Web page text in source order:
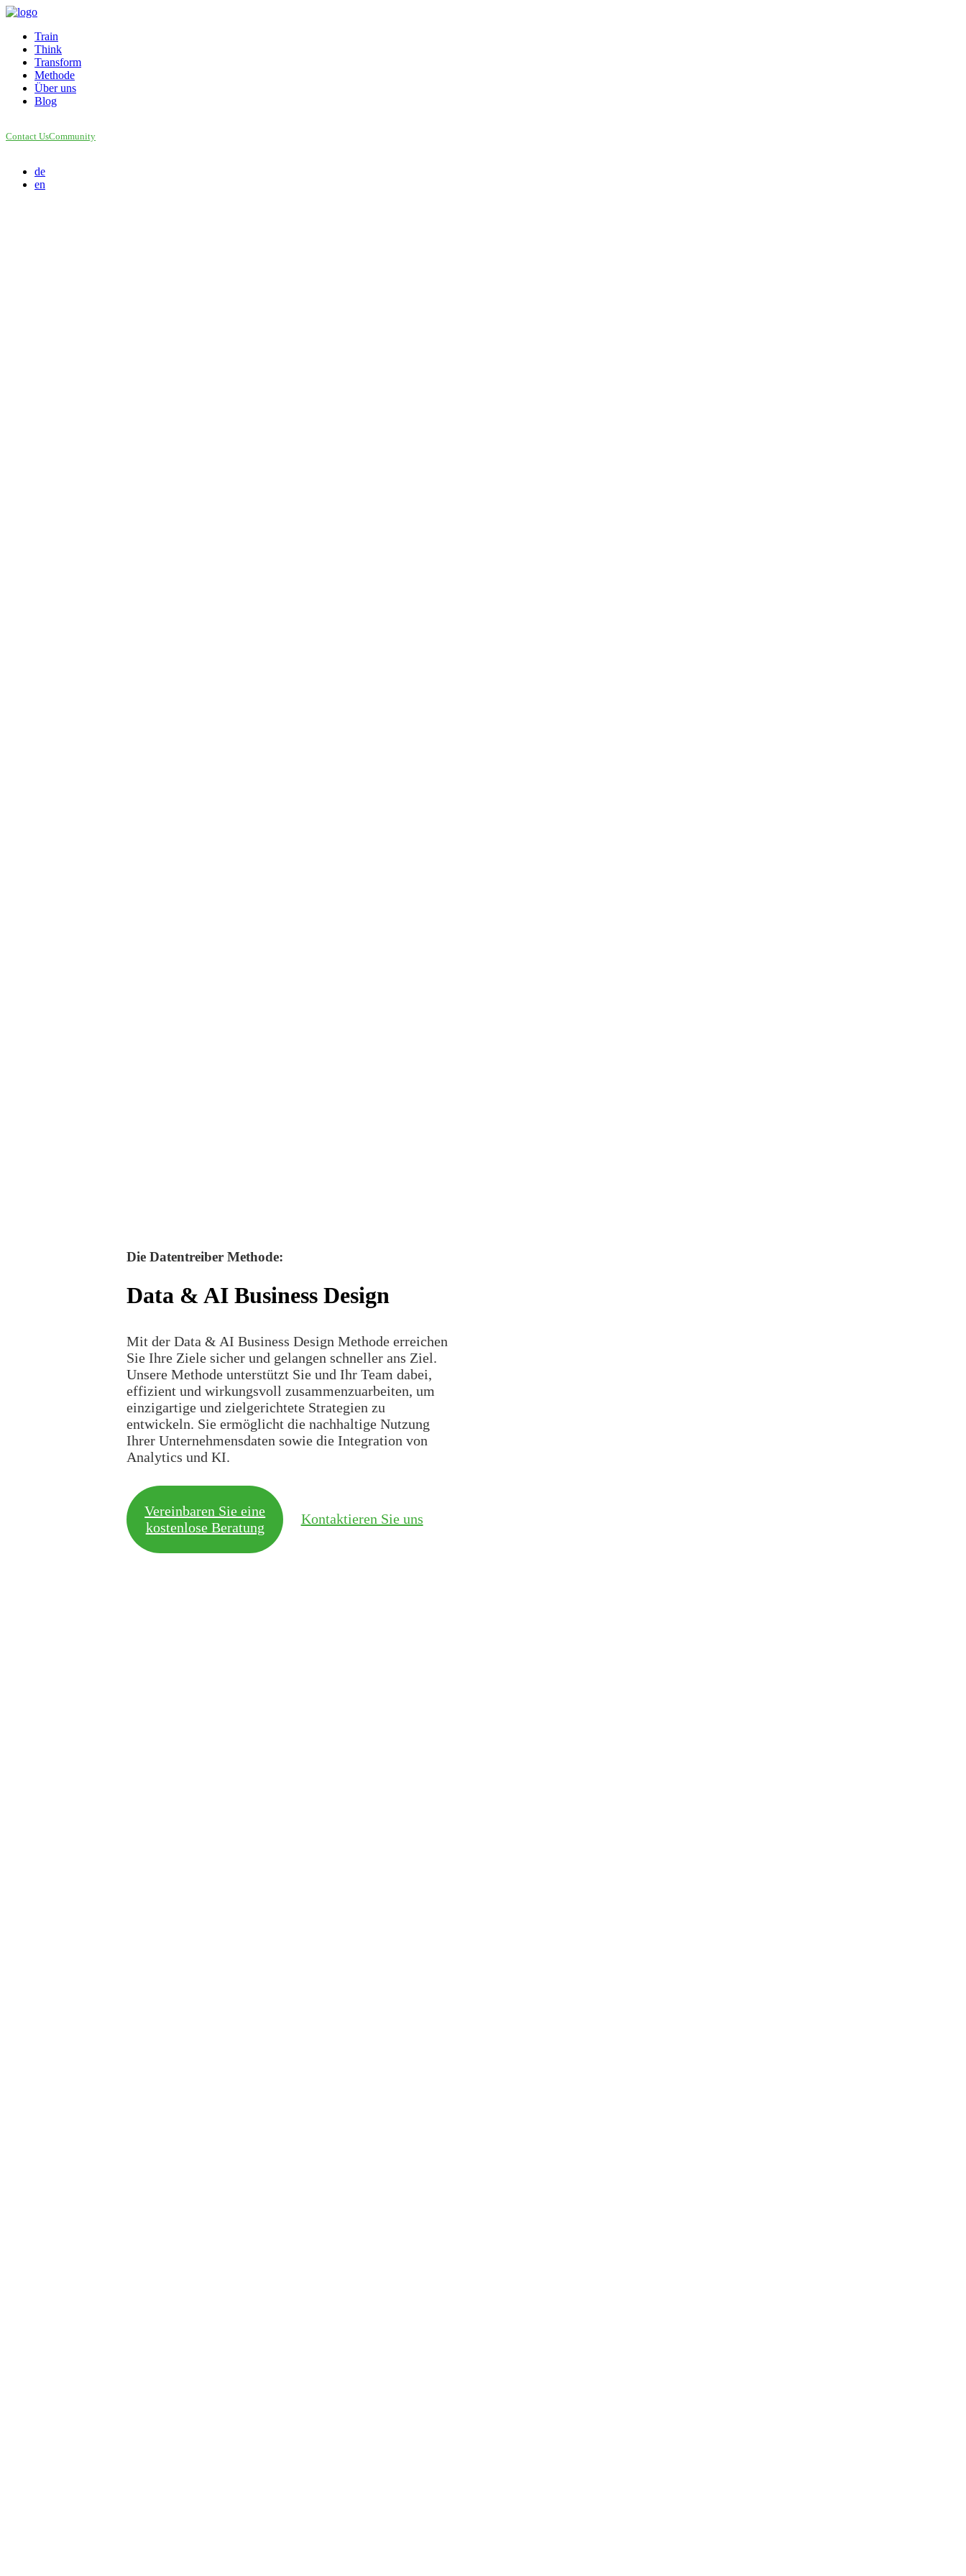
Train
Think
Transform
Methode
Über uns
Blog
Contact UsCommunity
de
en
Die Datentreiber Methode:
Data & AI Business Design
Mit der Data & AI Business Design Methode erreichen
Sie Ihre Ziele sicher und gelangen schneller ans Ziel.
Unsere Methode unterstützt Sie und Ihr Team dabei,
effizient und wirkungsvoll zusammenzuarbeiten, um
einzigartige und zielgerichtete Strategien zu
entwickeln. Sie ermöglicht die nachhaltige Nutzung
Ihrer Unternehmensdaten sowie die Integration von
Analytics und KI.
Vereinbaren Sie eine
kostenlose Beratung
Kontaktieren Sie uns